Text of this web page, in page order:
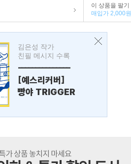
이 상품을 팔기
매입가 2,000원
김은성 작가
친필 메시지 수록
---------------
[예스리커버]
빵야 TRIGGER